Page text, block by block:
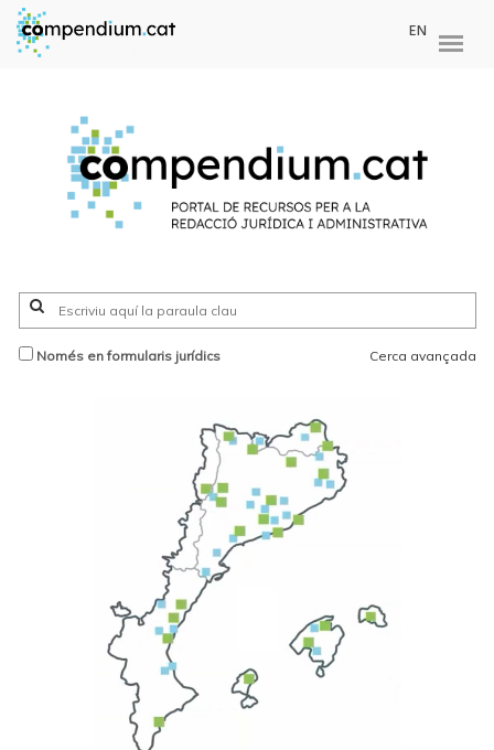
EN
Només en formularis jurídics Cerca avançada